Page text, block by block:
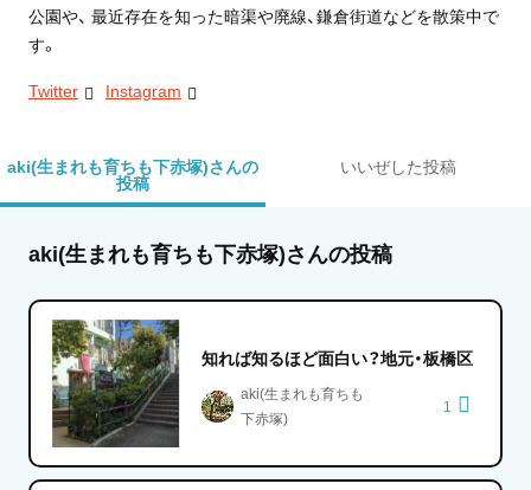
公園や、 最近存在を知った暗渠や廃線、鎌倉街道などを散策中で
す。
Twitter
Instagram
aki(生まれも育ちも下赤塚)さんの
投稿
いいぜした投稿
aki(生まれも育ちも下赤塚)さんの投稿
知れば知るほど面白い？地元・板橋区
aki(生まれも育ちも
下赤塚)
1